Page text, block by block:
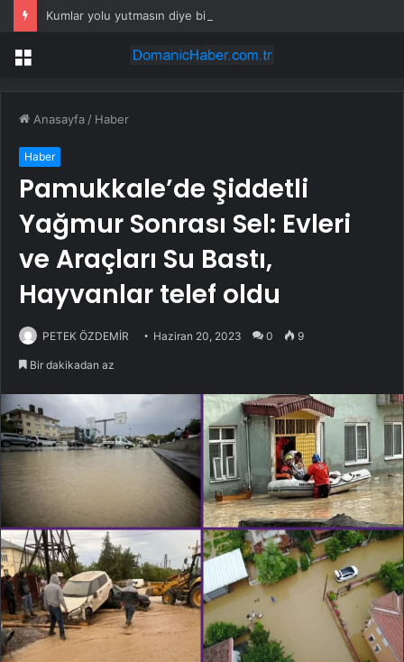
Kumlar yolu yutmasın diye binlerce ağaç diktiler
Menü
Anasayfa / Haber
Haber
Pamukkale’de Şiddetli
Yağmur Sonrası Sel: Evleri
ve Araçları Su Bastı,
Hayvanlar telef oldu
PETEK ÖZDEMİR Haziran 20, 2023 0 9
Bir dakikadan az